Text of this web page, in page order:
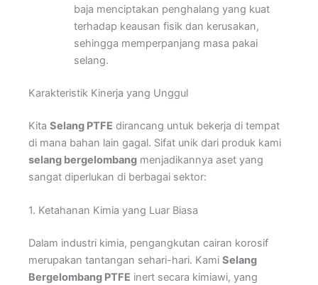
baja menciptakan penghalang yang kuat
terhadap keausan fisik dan kerusakan,
sehingga memperpanjang masa pakai
selang.
Karakteristik Kinerja yang Unggul
Kita Selang PTFE dirancang untuk bekerja di tempat
di mana bahan lain gagal. Sifat unik dari produk kami
selang bergelombang menjadikannya aset yang
sangat diperlukan di berbagai sektor:
1. Ketahanan Kimia yang Luar Biasa
Dalam industri kimia, pengangkutan cairan korosif
merupakan tantangan sehari-hari. Kami Selang
Bergelombang PTFE inert secara kimiawi, yang